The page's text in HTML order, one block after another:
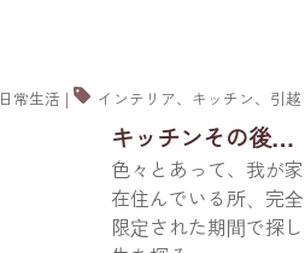
日常生活 | インテリア、 キッチン、 引越
キッチンその後…
色々とあって、我が
在住んでいる所、完
限定された期間で探